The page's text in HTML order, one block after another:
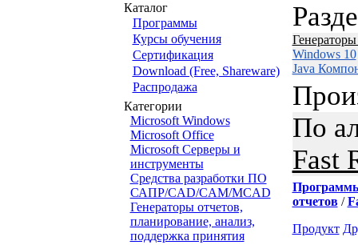
Каталог
Программы
Курсы обучения
Сертификация
Download (Free, Shareware)
Распродажа
Категории
Microsoft Windows
Microsoft Office
Microsoft Серверы и
инструменты
Средства разработки ПО
САПР/CAD/CAM/MCAD
Генераторы отчетов,
планирование, анализ,
поддержка принятия
Генераторы
Windows 10
Java
По
Fast
отчетов/
Продукт